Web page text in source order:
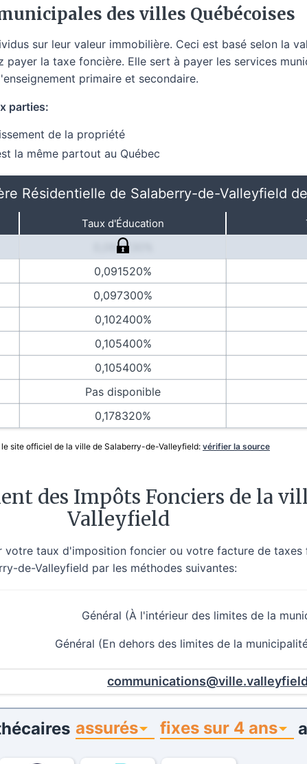
des villes Québécoises
sur leur valeur immobilière. Ceci est basé selon la
la taxe foncière. Elle sert à payer les services
primaire et secondaire.
parties:
de la propriété
la même partout au Québec
Résidentielle de Salaberry-de-Valleyfield
Taux d'Éducation
0,084230%
0,091520%
0,097300%
0,102400%
0,105400%
0,105400%
Pas disponible
0,178320%
le site officiel de la ville de Salaberry-de-Valleyfield: vérifier la source
des Impôts Fonciers de la
Valleyfield
votre taux d'imposition foncier ou votre facture de
de-Valleyfield par les méthodes suivantes:
Général (À l'intérieur des limites de la
Général (En dehors des limites de la
assurés fixes sur 4 ans